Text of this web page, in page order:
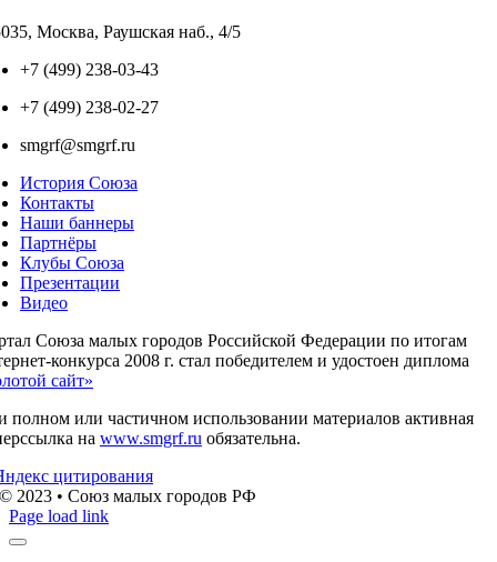
Москва, Раушская наб., 4/5
+7 (499) 238-03-43
+7 (499) 238-02-27
smgrf@smgrf.ru
История Союза
Контакты
Наши баннеры
Партнёры
Клубы Союза
Презентации
Видео
Союза малых городов Российской Федерации по итогам
конкурса 2008 г. стал победителем и удостоен диплома
сайт»
полном или частичном использовании материалов активная
на www.smgrf.ru обязательна.
© 2023 • Союз малых городов РФ
Page load link